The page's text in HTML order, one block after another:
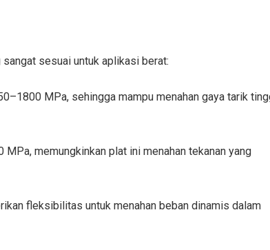
sesuai untuk aplikasi berat:
MPa, sehingga mampu menahan gaya tarik
MPa, memungkinkan plat ini menahan tekanan yang
fleksibilitas untuk menahan beban dinamis dalam